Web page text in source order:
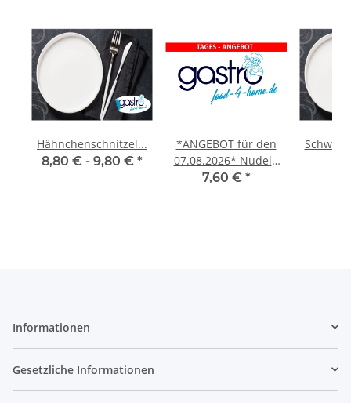
Hähnchenschnitzel...
8,80 € - 9,80 € *
*ANGEBOT für den
07.08.2026* Nudeln
mit Spinat-Käse-Sauce,
7,60 € *
Informationen
Gesetzliche Informationen